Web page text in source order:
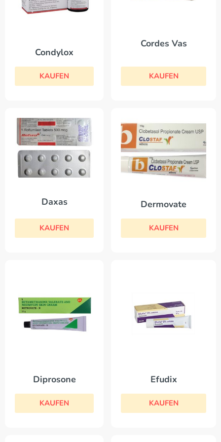
Condylox
KAUFEN
Cordes Vas
KAUFEN
Daxas
KAUFEN
Dermovate
KAUFEN
Diprosone
KAUFEN
Efudix
KAUFEN